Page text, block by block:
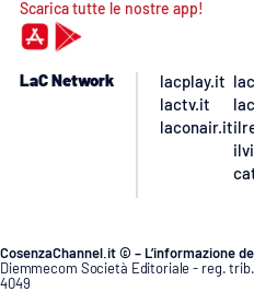
Scarica tutte le nostre app!
LaC Network
lacplay.it
lactv.it
laconair.it
CosenzaChannel.it © – L’informazione
Diemmecom Società Editoriale - reg. trib.
4049